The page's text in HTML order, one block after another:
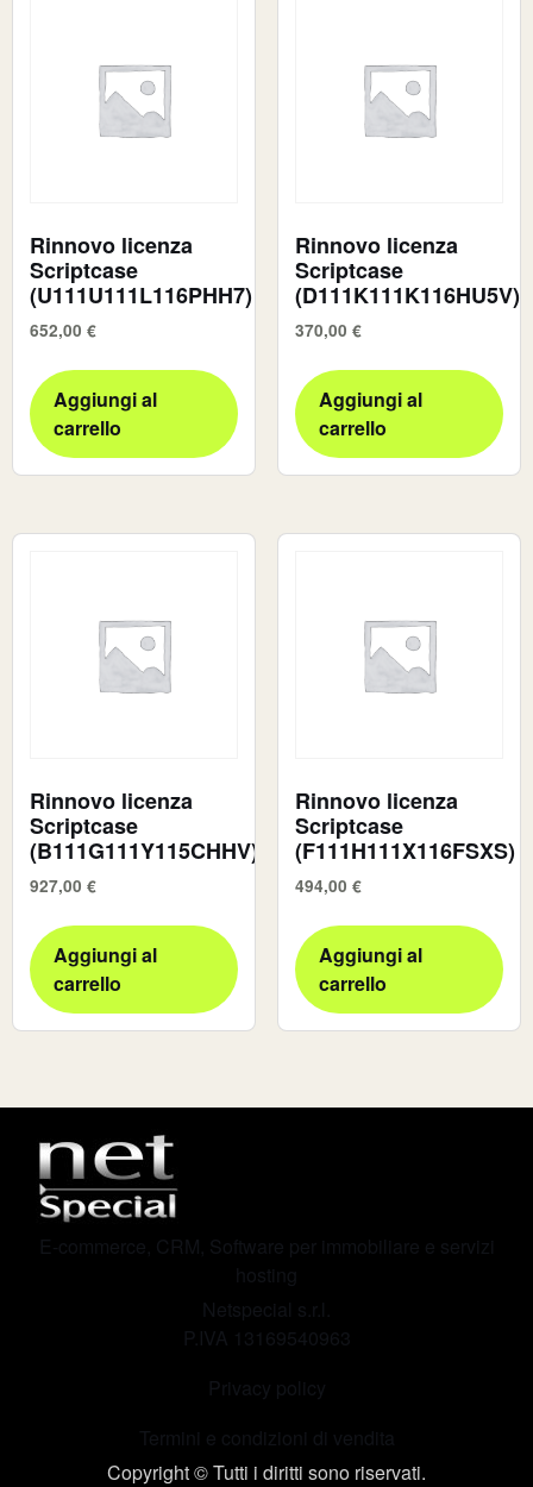
Rinnovo licenza
Scriptcase
(U111U111L116PHH7)
652,00 €
Aggiungi al
carrello
Rinnovo licenza
Scriptcase
(D111K111K116HU5V)
370,00 €
Aggiungi al
carrello
Rinnovo licenza
Scriptcase
(B111G111Y115CHHV)
927,00 €
Aggiungi al
carrello
Rinnovo licenza
Scriptcase
(F111H111X116FSXS)
494,00 €
Aggiungi al
carrello
E-commerce, CRM, Software per immobiliare e servizi
hosting
Netspecial s.r.l.
P.IVA 13169540963
Privacy policy
Termini e condizioni di vendita
Copyright © Tutti i diritti sono riservati.